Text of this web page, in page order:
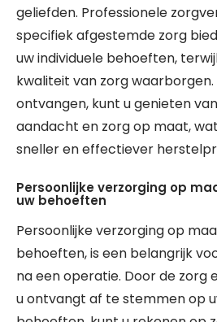
geliefden. Professionele
specifiek afgestemde zorg
uw individuele behoeften,
kwaliteit van zorg
ontvangen, kunt u genieten
aandacht en zorg op maat,
sneller en effectiever
Persoonlijke verzorging op
uw behoeften
Persoonlijke verzorging op
behoeften, is een belangrijk
na een operatie. Door de zorg
u ontvangt af te stemmen op